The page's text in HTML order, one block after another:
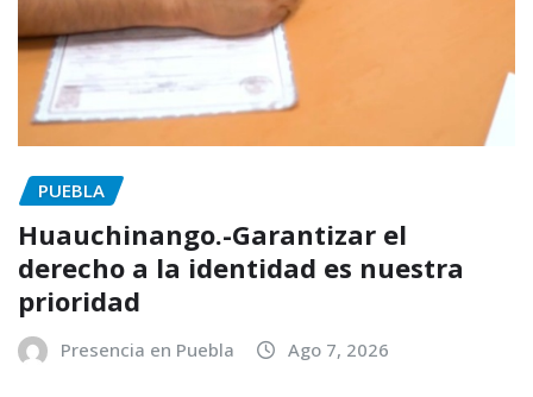
PUEBLA
Huauchinango.-Garantizar el
derecho a la identidad es nuestra
prioridad
Presencia en Puebla Ago 7, 2026